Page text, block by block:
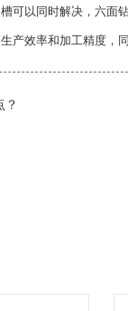
可以同时解决，六面
产效率和加工精度，